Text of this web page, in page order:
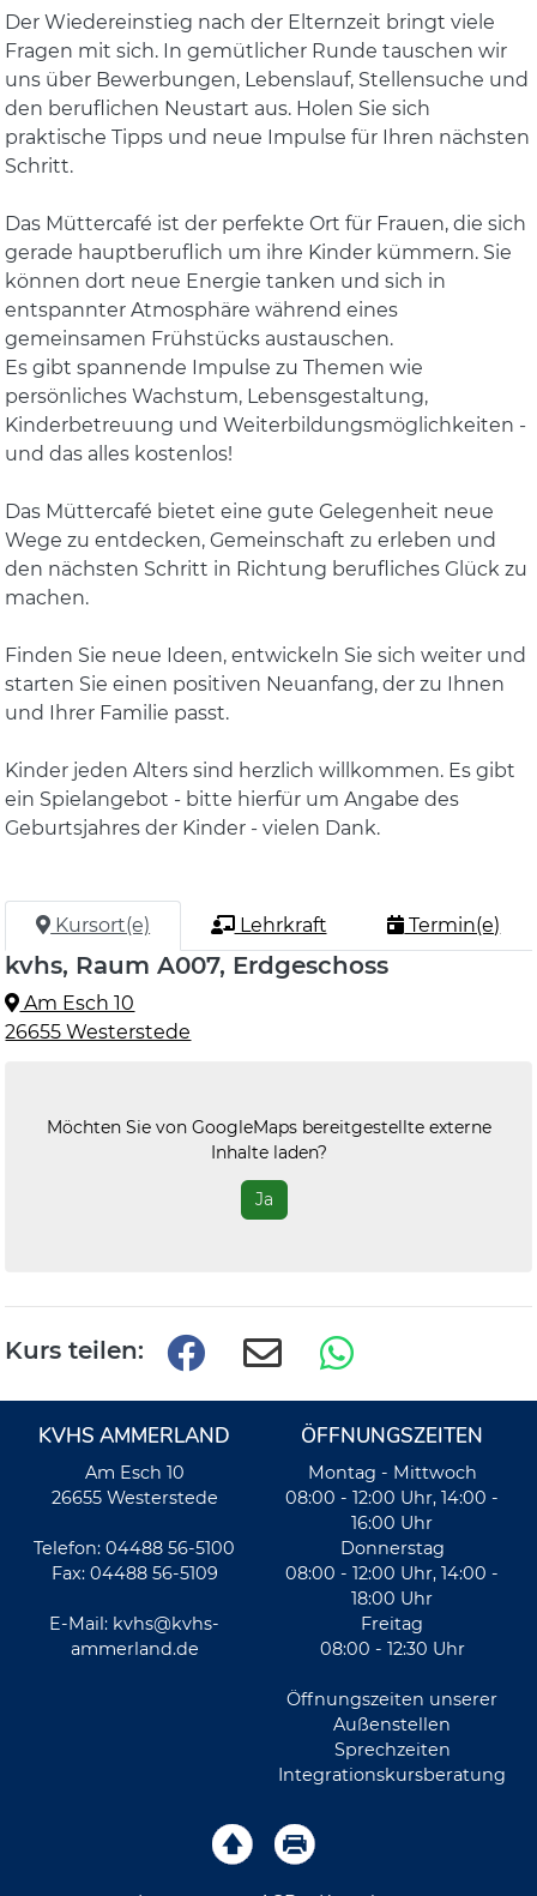
Der Wiedereinstieg nach der Elternzeit bringt viele
Fragen mit sich. In gemütlicher Runde tauschen wir
uns über Bewerbungen, Lebenslauf, Stellensuche und
den beruflichen Neustart aus. Holen Sie sich
praktische Tipps und neue Impulse für Ihren nächsten
Schritt.
Das Müttercafé ist der perfekte Ort für Frauen, die sich
gerade hauptberuflich um ihre Kinder kümmern. Sie
können dort neue Energie tanken und sich in
entspannter Atmosphäre während eines
gemeinsamen Frühstücks austauschen.
Es gibt spannende Impulse zu Themen wie
persönliches Wachstum, Lebensgestaltung,
Kinderbetreuung und Weiterbildungsmöglichkeiten -
und das alles kostenlos!
Das Müttercafé bietet eine gute Gelegenheit neue
Wege zu entdecken, Gemeinschaft zu erleben und
den nächsten Schritt in Richtung berufliches Glück zu
machen.
Finden Sie neue Ideen, entwickeln Sie sich weiter und
starten Sie einen positiven Neuanfang, der zu Ihnen
und Ihrer Familie passt.
Kinder jeden Alters sind herzlich willkommen. Es gibt
ein Spielangebot - bitte hierfür um Angabe des
Geburtsjahres der Kinder - vielen Dank.
Kursort(e) Lehrkraft Termin(e)
kvhs, Raum A007, Erdgeschoss
Am Esch 10
26655 Westerstede
Möchten Sie von GoogleMapsbereitgestellte externe
Inhalte laden?
Ja
Kurs teilen:
KVHS AMMERLAND
Am Esch 10
26655 Westerstede
Telefon: 04488 56-5100
Fax: 04488 56-5109
E-Mail: kvhs@kvhs-
ammerland.de
ÖFFNUNGSZEITEN
Montag - Mittwoch
08:00 - 12:00 Uhr, 14:00 -
16:00 Uhr
Donnerstag
08:00 - 12:00 Uhr, 14:00 -
18:00 Uhr
Freitag
08:00 - 12:30 Uhr
Öffnungszeiten unserer
Außenstellen
Sprechzeiten
Integrationskursberatung